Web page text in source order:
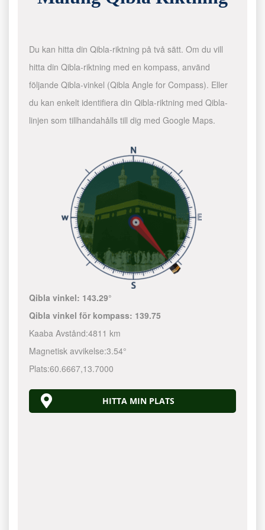
Du kan hitta din Qibla-riktning på två sätt. Om du vill
hitta din Qibla-riktning med en kompass, använd
följande Qibla-vinkel (Qibla Angle for Compass). Eller
du kan enkelt identifiera din Qibla-riktning med Qibla-
linjen som tillhandahålls till dig med Google Maps.
Qibla vinkel: 143.29°
Qibla vinkel för kompass: 139.75
Kaaba Avstånd:4811 km
Magnetisk avvikelse:3.54°
Plats:60.6667,13.7000
HITTA MIN PLATS